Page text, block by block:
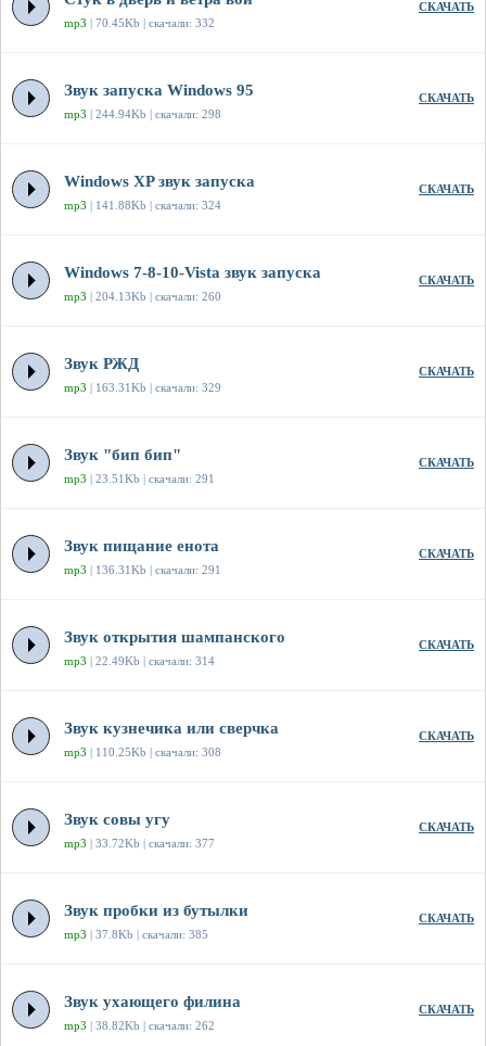
mp3 | 70.45Kb | скачали: 332
СКАЧАТЬ
Звук запуска Windows 95
mp3 | 244.94Kb | скачали: 298
СКАЧАТЬ
Windows XP звук запуска
mp3 | 141.88Kb | скачали: 324
СКАЧАТЬ
Windows 7-8-10-Vista звук запуска
mp3 | 204.13Kb | скачали: 260
СКАЧАТЬ
Звук РЖД
mp3 | 163.31Kb | скачали: 329
СКАЧАТЬ
Звук "бип бип"
mp3 | 23.51Kb | скачали: 291
СКАЧАТЬ
Звук пищание енота
mp3 | 136.31Kb | скачали: 291
СКАЧАТЬ
Звук открытия шампанского
mp3 | 22.49Kb | скачали: 314
СКАЧАТЬ
Звук кузнечика или сверчка
mp3 | 110.25Kb | скачали: 308
СКАЧАТЬ
Звук совы угу
mp3 | 33.72Kb | скачали: 377
СКАЧАТЬ
Звук пробки из бутылки
mp3 | 37.8Kb | скачали: 385
СКАЧАТЬ
Звук ухающего филина
mp3 | 38.82Kb | скачали: 262
СКАЧАТЬ